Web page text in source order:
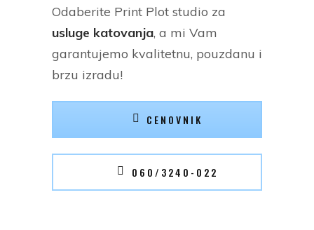
Odaberite Print Plot studio za
usluge katovanja, a mi Vam
garantujemo kvalitetnu, pouzdanu i
brzu izradu!
CENOVNIK
060/3240-022